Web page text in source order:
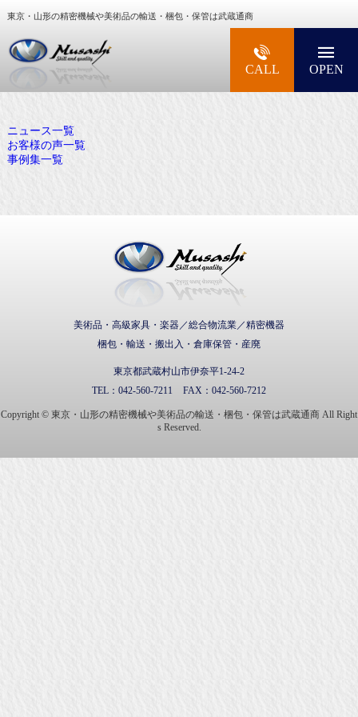
東京・山形の精密機械や美術品の輸送・梱包・保管は武蔵通商
大型精密機械・美術品・高級楽器の梱包・輸送
CALL OPEN
ニュース一覧
お客様の声一覧
事例集一覧
美術品・高級家具・楽器／総合物流業／精密機器
梱包・輸送・搬出入・倉庫保管・産廃
東京都武蔵村山市伊奈平1-24-2
TEL： 042-560-7211 FAX： 042-560-7212
Copyright © 東京・山形の精密機械や美術品の輸送・梱包・保管は武蔵通商 All Right
s Reserved.